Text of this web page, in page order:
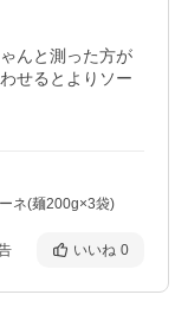
んと測った方が
せるとよりソー
ネ(麺200g×3袋)
いいね 0